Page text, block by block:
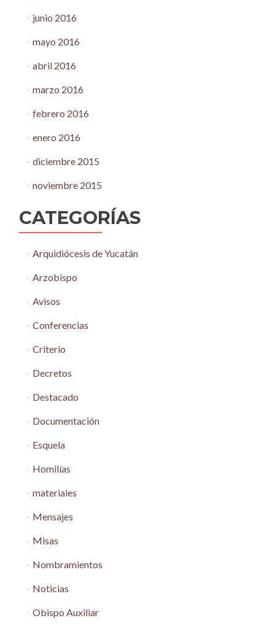
junio 2016
mayo 2016
abril 2016
marzo 2016
febrero 2016
enero 2016
diciembre 2015
noviembre 2015
CATEGORÍAS
Arquidiócesis de Yucatán
Arzobispo
Avisos
Conferencias
Criterio
Decretos
Destacado
Documentación
Esquela
Homilías
materiales
Mensajes
Misas
Nombramientos
Noticias
Obispo Auxiliar